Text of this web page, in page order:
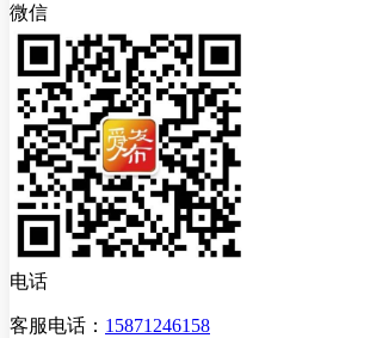
微信
电话
客服电话： 15871246158